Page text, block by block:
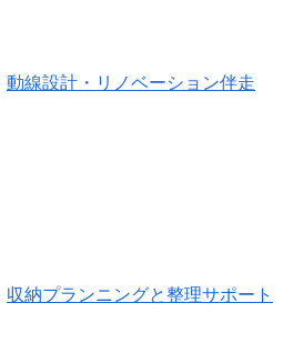
動線設計・リノベーション伴走
収納プランニングと整理サポート